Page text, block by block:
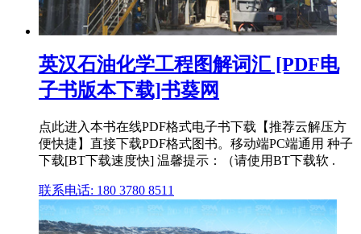
英汉石油化学工程图解词汇 [PDF电
子书版本下载]书葵网
点此进入本书在线PDF格式电子书下载【推荐云解压方
便快捷】直接下载PDF格式图书。移动端PC端通用 种子
下载[BT下载速度快] 温馨提示：（请使用BT下载软 .
联系电话: 180 3780 8511